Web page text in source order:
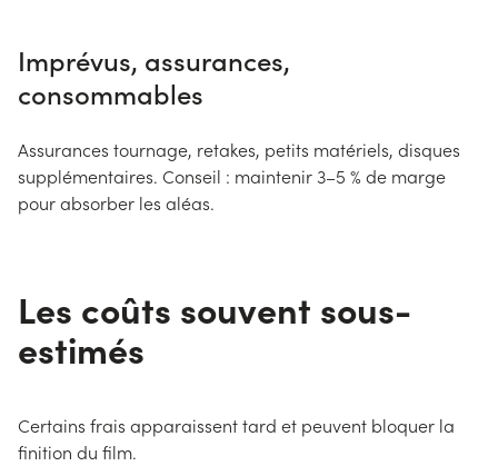
Imprévus, assurances,
consommables
Assurances tournage, retakes, petits matériels, disques
supplémentaires. Conseil : maintenir 3–5 % de marge
pour absorber les aléas.
Les coûts souvent sous-
estimés
Certains frais apparaissent tard et peuvent bloquer la
finition du film.